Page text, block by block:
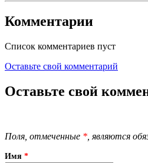
Комментарии
Список комментариев пуст
Оставьте свой комментарий
Оставьте свой
Поля, отмеченные * , являются
Имя *